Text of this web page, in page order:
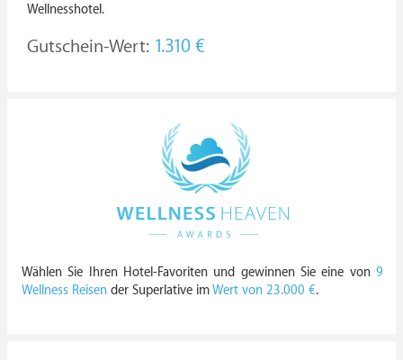
Wellnesshotel.
Gutschein-Wert: 1.310 €
Wählen Sie Ihren Hotel-Favoriten und gewinnen Sie eine von 9
Wellness Reisen der Superlative imWert von 23.000 €.